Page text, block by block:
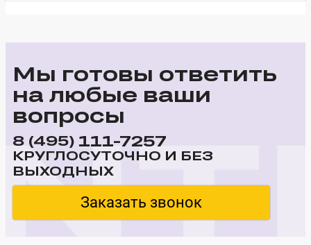
Мы готовы ответить
на любые ваши
вопросы
8 (495) 111-7257
КРУГЛОСУТОЧНО И БЕЗ
ВЫХОДНЫХ
Заказать звонок